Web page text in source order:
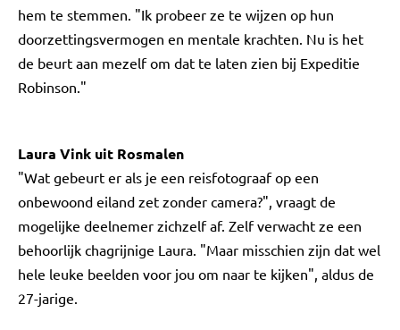
hem te stemmen. "Ik probeer ze te wijzen op hun
doorzettingsvermogen en mentale krachten. Nu is het
de beurt aan mezelf om dat te laten zien bij Expeditie
Robinson."
Laura Vink uit Rosmalen
"Wat gebeurt er als je een reisfotograaf op een
onbewoond eiland zet zonder camera?", vraagt de
mogelijke deelnemer zichzelf af. Zelf verwacht ze een
behoorlijk chagrijnige Laura. "Maar misschien zijn dat wel
hele leuke beelden voor jou om naar te kijken", aldus de
27-jarige.